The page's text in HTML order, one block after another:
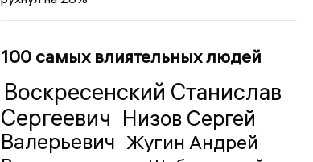
100 самых влиятельных людей
Воскресенский Станислав
Сергеевич Низов Сергей
Валерьевич Жугин Андрей